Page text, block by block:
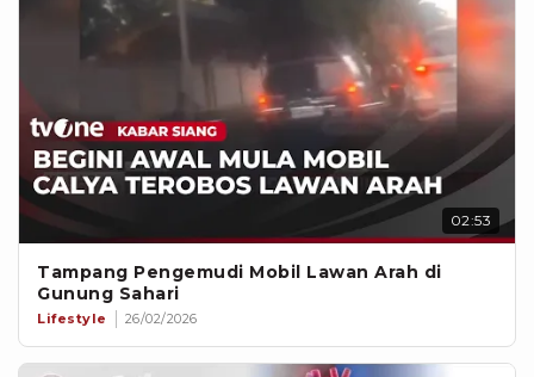
02:53
Tampang Pengemudi Mobil Lawan Arah di
Gunung Sahari
Lifestyle 26/02/2026